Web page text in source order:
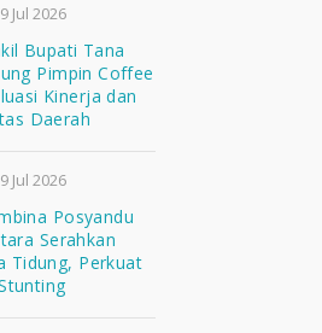
Jul 2026
Bupati Tana
Pimpin Coffee
Kinerja dan
Daerah
Jul 2026
Posyandu
Serahkan
Tidung, Perkuat